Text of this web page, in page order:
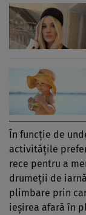
În funcție de
activitățile
rece pentru a
drumeții de
plimbare prin
ieșirea afară în